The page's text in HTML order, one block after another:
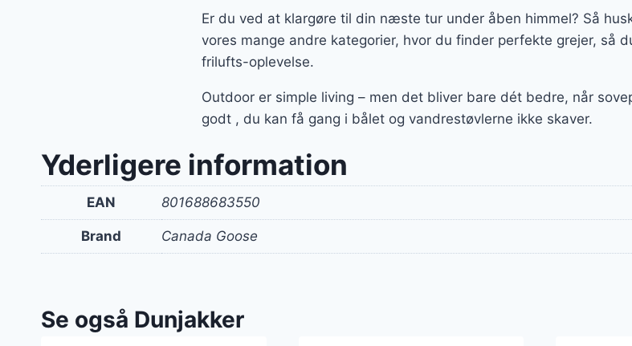
Er du ved at klargøre til din næste tur under åben himmel? Så
vores mange andre kategorier, hvor du finder perfekte grejer, så
frilufts-oplevelse.
Outdoor er simple living – men det bliver bare dét bedre, når
godt , du kan få gang i bålet og vandrestøvlerne ikke skaver.
Yderligere information
EAN 801688683550
Brand Canada Goose
Se også Dunjakker